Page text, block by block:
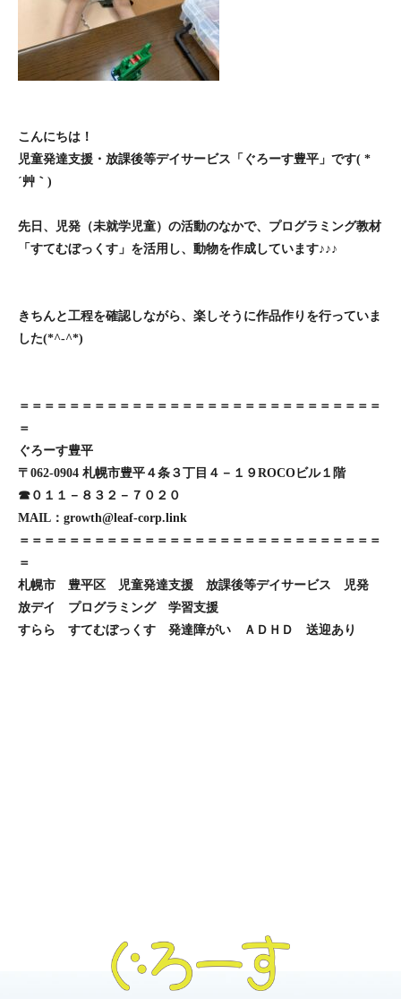
こんにちは！
児童発達支援・放課後等デイサービス「ぐろーす豊平」です( *
´艸｀)
先日、児発（未就学児童）の活動のなかで、プログラミング教材
「すてむぼっくす」を活用し、動物を作成しています♪♪♪
きちんと工程を確認しながら、楽しそうに作品作りを行っていま
した(*^-^*)
＝＝＝＝＝＝＝＝＝＝＝＝＝＝＝＝＝＝＝＝＝＝＝＝＝＝＝＝＝
＝
ぐろーす豊平
〒062-0904 札幌市豊平４条３丁目４－１９ROCOビル１階
☎０１１－８３２－７０２０
MAIL：growth@leaf-corp.link
＝＝＝＝＝＝＝＝＝＝＝＝＝＝＝＝＝＝＝＝＝＝＝＝＝＝＝＝＝
＝
札幌市 豊平区 児童発達支援 放課後等デイサービス 児発
放デイ プログラミング 学習支援
すらら すてむぼっくす 発達障がい ＡＤＨＤ 送迎あり